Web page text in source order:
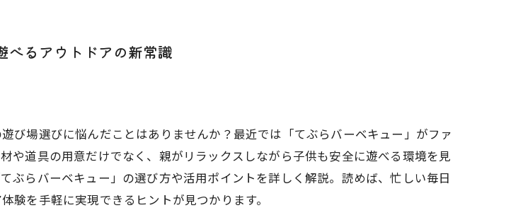
べるアウトドアの新常識
び場選びに悩んだことはありませんか？最近では「てぶらバーベキュー」がファ
や道具の用意だけでなく、親がリラックスしながら子供も安全に遊べる環境を見
ぶらバーベキュー」の選び方や活用ポイントを詳しく解説。読めば、忙しい毎日
を手軽に実現できるヒントが見つかります。